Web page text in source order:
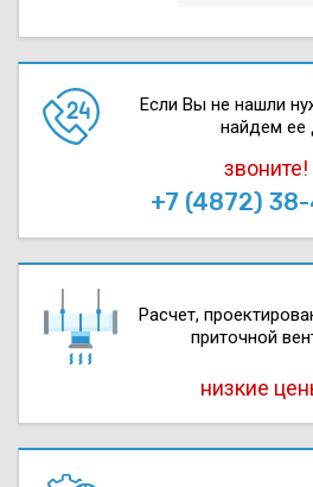
Если Вы не нашли
найдем ее
звоните!
+7 (4872)
Расчет,
приточной
низкие